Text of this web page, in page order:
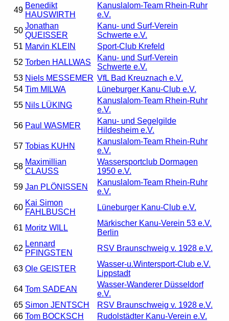
49
Benedikt
HAUSWIRTH
Kanuslalom-Team Rhein-Ruhr
e.V.
50
Jonathan
QUEISSER
Kanu- und Surf-Verein
Schwerte e.V.
51 Marvin KLEIN
Sport-Club Krefeld
52 Torben HALLWAS
Kanu- und Surf-Verein
Schwerte e.V.
53 Niels MESSEMER VfL Bad Kreuznach e.V.
54 Tim MILWA
Lüneburger Kanu-Club e.V.
55 Nils LÜKING
Kanuslalom-Team Rhein-Ruhr
e.V.
56 Paul WASMER
Kanu- und Segelgilde
Hildesheim e.V.
57 Tobias KUHN
Kanuslalom-Team Rhein-Ruhr
e.V.
58
Maximillian
CLAUSS
Wassersportclub Dormagen
1950 e.V.
59 Jan PLÖNISSEN
Kanuslalom-Team Rhein-Ruhr
e.V.
60
Kai Simon
FAHLBUSCH
Lüneburger Kanu-Club e.V.
61 Moritz WILL
Märkischer Kanu-Verein 53 e.V.
Berlin
62
Lennard
PFINGSTEN
RSV Braunschweig v. 1928 e.V.
63 Ole GEISTER
Wasser-u.Wintersport-Club e.V.
Lippstadt
64 Tom SADEAN
Wasser-Wanderer Düsseldorf
e.V.
65 Simon JENTSCH
RSV Braunschweig v. 1928 e.V.
66 Tom BOCKSCH
Rudolstädter Kanu-Verein e.V.